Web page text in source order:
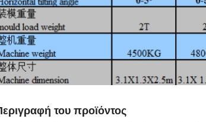
του προϊόντος